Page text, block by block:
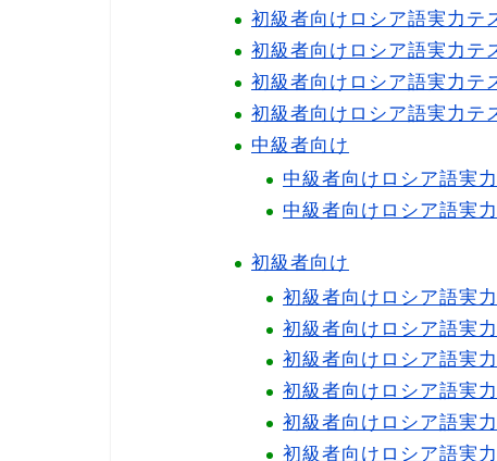
初級者向けロシア語実力テ
初級者向けロシア語実力テ
初級者向けロシア語実力テ
初級者向けロシア語実力
中級者向け
中級者向けロシア語実
中級者向けロシア語実
初級者向け
初級者向けロシア語実
初級者向けロシア語実
初級者向けロシア語実
初級者向けロシア語実
初級者向けロシア語実
初級者向けロシア語実